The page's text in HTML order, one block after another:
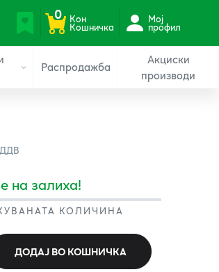
0 Кон
Кошничка
Мој
профил
Распродажба
Акциски
производи
ДДВ
на залиха!
КОЛИЧИНА
ДОДАЈ ВО КОШНИЧКА